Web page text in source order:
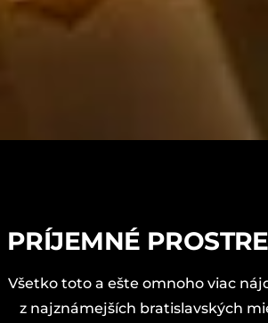
PRÍJEMNÉ
Všetko toto a ešte omnoho viac
z najznámejších bratislavských